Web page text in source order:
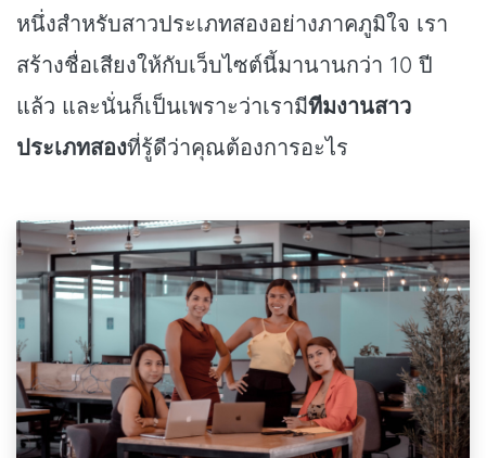
หนึ่งสำหรับสาวประเภทสองอย่างภาคภูมิใจ เรา
สร้างชื่อเสียงให้กับเว็บไซต์นี้มานานกว่า 10 ปี
แล้ว และนั่นก็เป็นเพราะว่าเรามีทีมงานสาว
ประเภทสองที่รู้ดีว่าคุณต้องการอะไร